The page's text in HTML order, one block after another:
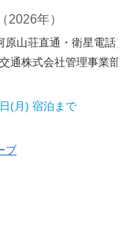
2026年）
原山荘直通・衛星電話）
交通株式会社管理事業部
(月) 宿泊まで
ブ